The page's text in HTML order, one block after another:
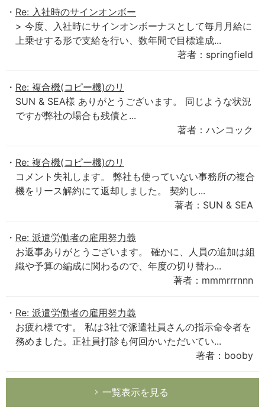
Re: 入社時のサインオンボー
> 今度、入社時にサインオンボーナスとして毎月月給に
上乗せする形で支給を行い、数年間で目標達成...
著者：springfield
Re: 複合機(コピー機)のリ
SUN & SEA様 ありがとうございます。 同じような状況
ですが弊社の場合も残債と...
著者：ハンコック
Re: 複合機(コピー機)のリ
コメント失礼します。 弊社も使っていない事務所の複合
機をリース解約にて返却しました。 契約し...
著者：SUN & SEA
Re: 派遣労働者の雇用努力義
お返事ありがとうございます。 確かに、人員の追加は組
織や予算の編成に関わるので、年度の切り替わ...
著者：mmmrrrnnn
Re: 派遣労働者の雇用努力義
お疲れ様です。 私は3社で派遣社員さんの指示命令者を
務めました。正社員打診も何回かいただいてい...
著者：booby
一覧表示を見る